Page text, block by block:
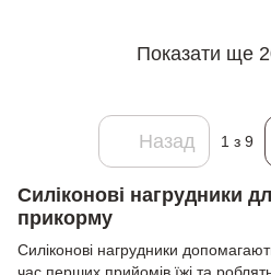
Показати ще
Назад 1 з 9
Силіконові нагрудники
прикорму
Силіконові нагрудники